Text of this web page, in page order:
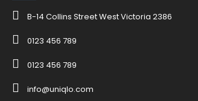
B-14 Collins Street West Victoria 2386
0123 456 789
0123 456 789
info@uniqlo.com